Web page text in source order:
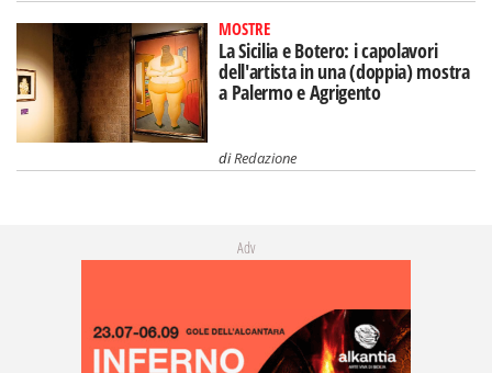
MOSTRE
La Sicilia e Botero: i capolavori
dell'artista in una (doppia) mostra
a Palermo e Agrigento
diRedazione
Adv